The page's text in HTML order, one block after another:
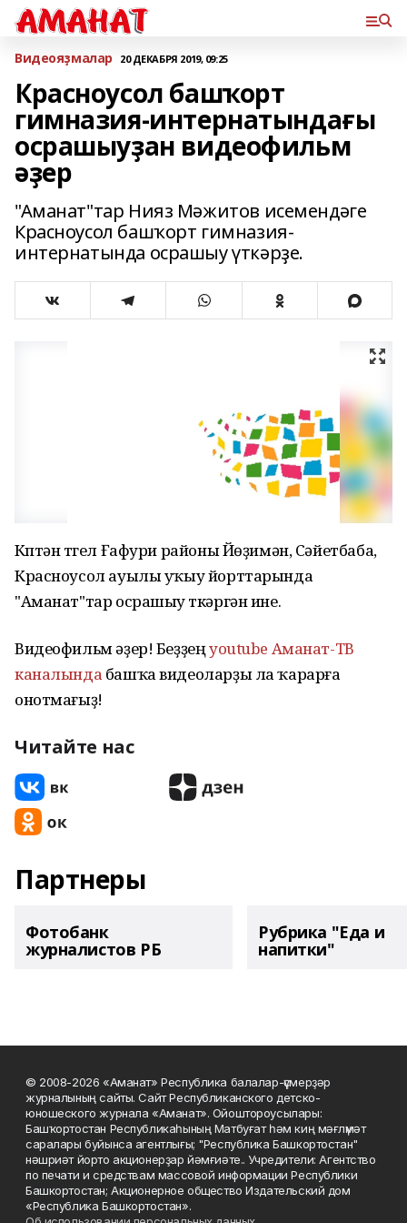
Bидеояҙмалар 20 ДЕКАБРЯ 2019, 09:25
Красноусол башҡорт
гимназия-интернатындағы
осрашыуҙан видеофильм
әҙер
"Аманат"тар Нияз Мәжитов исемендәге
Красноусол башҡорт гимназия-
интернатында осрашыу үткәрҙе.
Күптән түгел Ғафури районы Йөҙимән, Сәйетбаба,
Красноусол ауылы уҡыу йорттарында
"Аманат"тар осрашыу үткәргән ине.
Видеофильм әҙер! Беҙҙеңyoutube Аманат-ТВ
каналында башҡа видеоларҙы ла ҡарарға
онотмағыҙ!
Читайте нас
Партнеры
Фотобанк
журналистов РБ
Рубрика "Еда и
напитки"
© 2008-2026 «Аманат» Республика балалар-үҫмерҙәр
журналының сайты. Сайт Республиканского детско-
юношеского журнала «Аманат». Ойоштороусылары:
Башҡортостан Республикаһының Матбуғат һәм киң мәғлүмәт
саралары буйынса агентлығы; "Республика Башкортостан"
нәшриәт йорто акционерҙар йәмғиәте.. Учредители: Агентство
по печати и средствам массовой информации Республики
Башкортостан; Акционерное общество Издательский дом
«Республика Башкортостан».